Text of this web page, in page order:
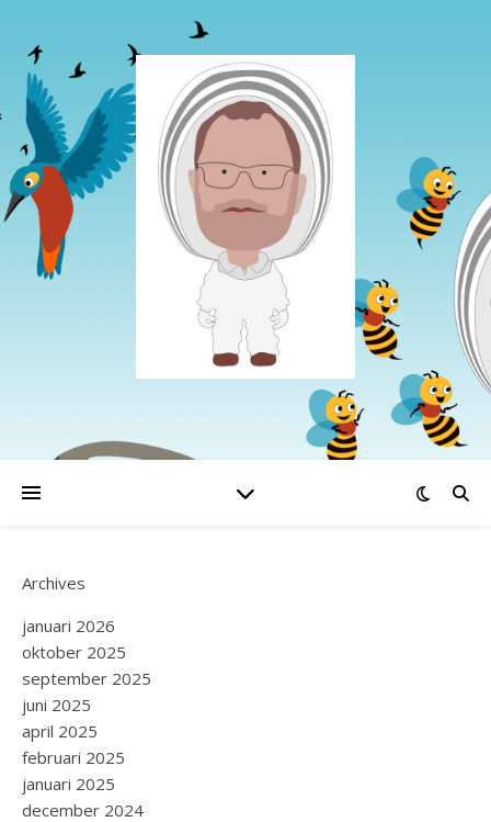
Archives
januari 2026
oktober 2025
september 2025
juni 2025
april 2025
februari 2025
januari 2025
december 2024